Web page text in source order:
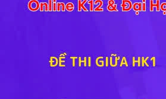
lý 7
dưới đây, trình bày đặc điểm địa
lý 7